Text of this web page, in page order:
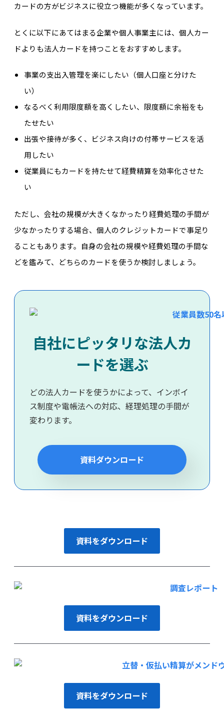
カードの方がビジネスに役立つ機能が多くなっています。
とくに以下にあてはまる企業や個人事業主には、個人カー
ドよりも法人カードを持つことをおすすめします。
事業の支出入管理を楽にしたい（個人口座と分けた
い）
なるべく利用限度額を高くしたい、限度額に余裕をも
たせたい
出張や接待が多く、ビジネス向けの付帯サービスを活
用したい
従業員にもカードを持たせて経費精算を効率化させた
い
ただし、会社の規模が大きくなかったり経費処理の手間が
少なかったりする場合、個人のクレジットカードで事足り
ることもあります。自身の会社の規模や経費処理の手間な
どを鑑みて、どちらのカードを使うか検討しましょう。
自社にピッタリな法人カ
ードを選ぶ
どの法人カードを使うかによって、インボイ
ス制度や電帳法への対応、経理処理の手間が
変わります。
資料ダウンロード
資料をダウンロード
資料をダウンロード
資料をダウンロード